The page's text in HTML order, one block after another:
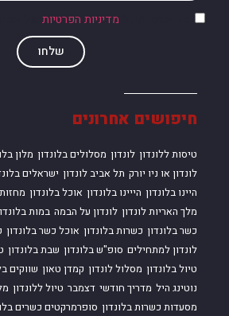
חיפושים אחרונים
טיסות ללונדון לונדון מסלולים בלונדון מלון
לונדון או ניו יורק תל אביב לונדון ישראלים
היינו בלונדון הייינו בלונדון אוכל בלונדון
מלך האריות לונדון לונדון על הבמה במות
כשר בלונדון כשרות בלונדון אוכל כשר בלונדון
לונדון למתחילים סופ"ש בלונדון שבת בלונדון
טיול בלונדון מסלול לונדון קמדן טאון שווקים
נוטינג היל מדריך חודשי דצמבר טיול ללונדון
מסעדות כשרות בלונדון סופרמרקטים כשרים
מדיניות הפרטיות
שלחו